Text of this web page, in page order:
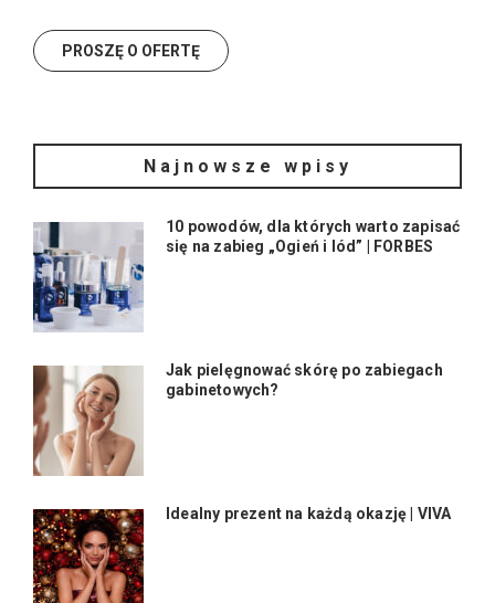
Najnowsze wpisy
10 powodów, dla których warto zapisać
się na zabieg „Ogień i lód” | FORBES
Jak pielęgnować skórę po zabiegach
gabinetowych?
Idealny prezent na każdą okazję | VIVA